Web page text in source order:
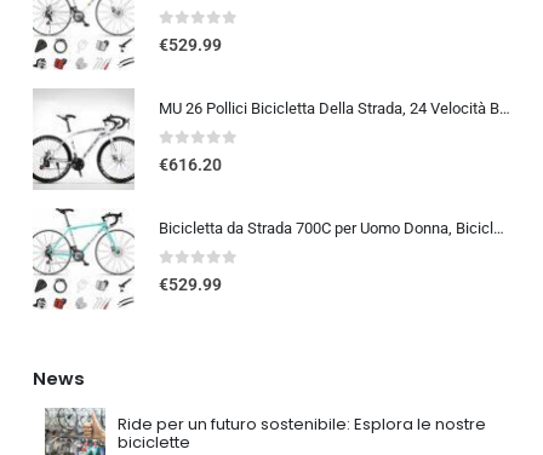
0out of 5
€529.99
MU 26 Pollici Bicicletta Della Strada, 24 Velocità Bici, Doppio Disco Freno, Acciaio Al Carbonio Telaio, Strada Biciclette…
0out of 5
€616.20
Bicicletta da Strada 700C per Uomo Donna, Bicicletta da Corsa con Freno a Disco 24/27/30 velocità, Telaio in Acciaio ad Al…
0out of 5
€529.99
News
Ride per un futuro sostenibile: Esplora le nostre
biciclette